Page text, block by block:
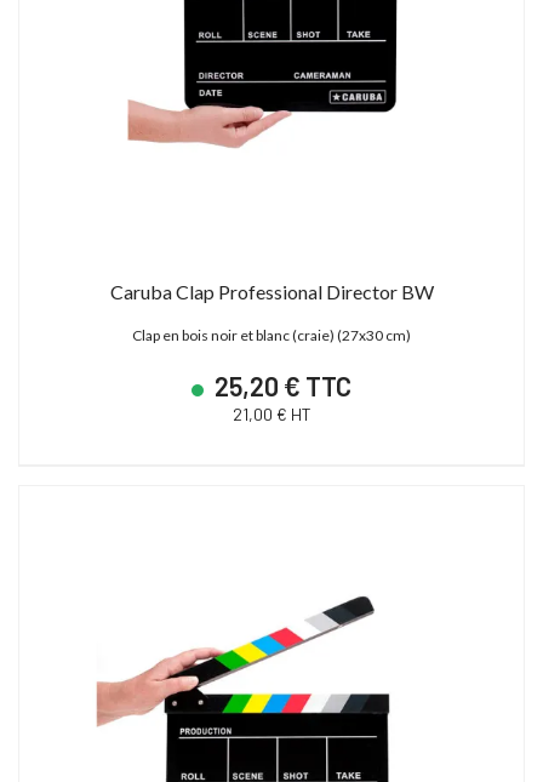
Caruba Clap Professional Director BW
Clap en bois noir et blanc (craie) (27x30 cm)
25,20 € TTC
21,00 € HT